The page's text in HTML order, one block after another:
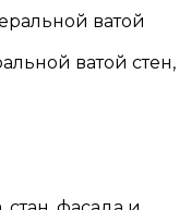
ватой стен,